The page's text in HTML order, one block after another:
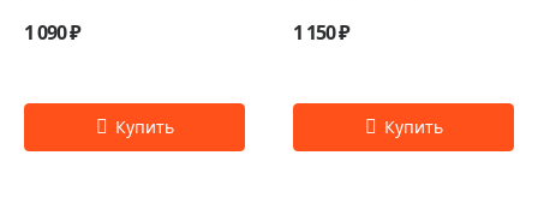
1 090 ₽ 1 150 ₽